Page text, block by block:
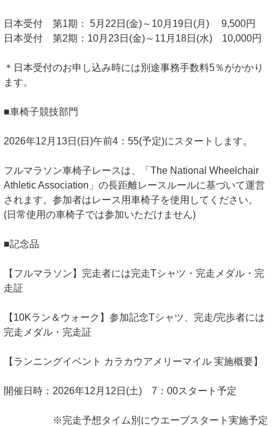
日本受付 第1期： 5月22日(金)～10月19日(月) 9,500円
日本受付 第2期：10月23日(金)～11月18日(水) 10,000円
＊日本受付のお申し込み時には別途事務手数料5％がかかり
ます。
■車椅子競技部門
2026年12月13日(日)午前4：55(予定)にスタートします。
フルマラソン車椅子レースは、「The National Wheelchair
Athletic Association」の長距離レースルールに基づいて運営
されます。参加者はレース用車椅子を使用してください。
(日常使用の車椅子では参加いただけません)
■記念品
【フルマラソン】完走者には完走Tシャツ・完走メダル・完
走証
【10Kラン＆ウォーク】参加記念Tシャツ、完走/完歩者には
完走メダル・完走証
【ランニングイベント カラカウアメリーマイル 実施概要】
開催日時：2026年12月12日(土) 7：00スタート予定
※完走予想タイム別にウエーブスタート実施予定